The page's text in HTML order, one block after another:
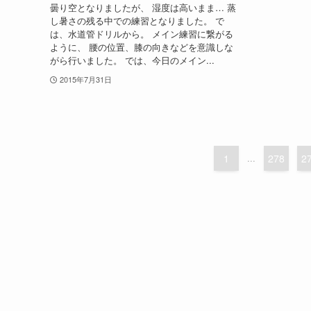
曇り空となりましたが、 湿度は高いまま… 蒸
し暑さの残る中での練習となりました。 で
は、水道管ドリルから。 メイン練習に繋がる
ように、 腰の位置、膝の向きなどを意識しな
がら行いました。 では、今日のメイン...
2015年7月31日
1 ... 278